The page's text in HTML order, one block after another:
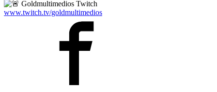
Goldmultimedios Twitch
www.twitch.tv/goldmultimedios